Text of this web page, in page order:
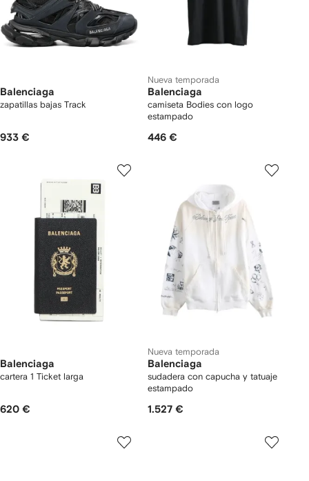
Balenciaga
zapatillas bajas Track
933 €
Nueva temporada
Balenciaga
camiseta Bodies con logo
estampado
446 €
Balenciaga
cartera 1 Ticket larga
620 €
Nueva temporada
Balenciaga
sudadera con capucha y tatuaje
estampado
1.527 €